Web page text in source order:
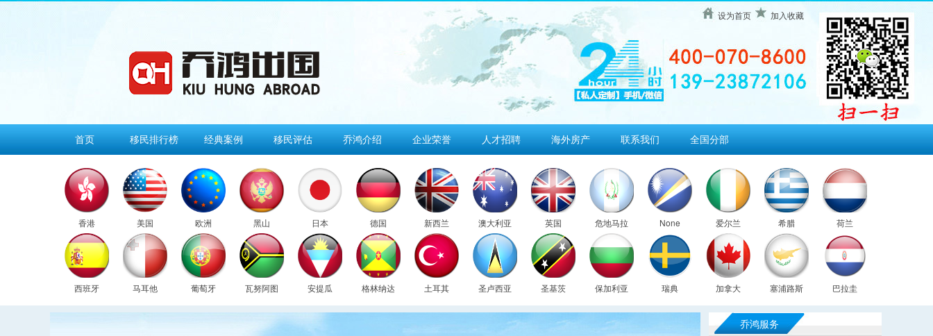
设为首页 加入收藏
首页 移民排行榜 经典案例 移民评估 乔鸿介绍 企业荣誉 人才招聘 海外房产 联系我们 全国分部
香港 美国 欧洲 黑山 日本 德国 新西兰 澳大利亚 英国 危地马拉 None 爱尔兰 希腊 荷兰
西班牙 马耳他 葡萄牙 瓦努阿图 安提瓜 格林纳达 土耳其 圣卢西亚 圣基茨 保加利亚 瑞典 加拿大 塞浦路斯 巴拉圭
乔鸿服务